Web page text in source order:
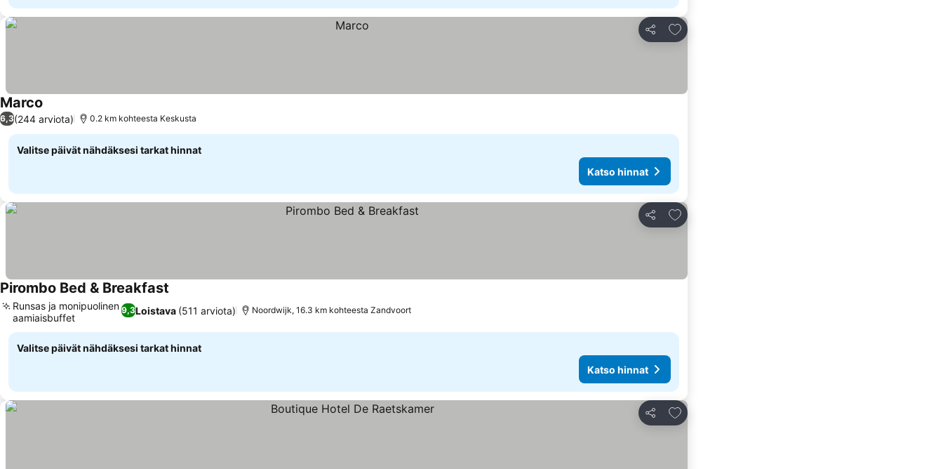
Jaa
Lisää suosikkeihin
Marco
6,3(244 arviota) 0.2 km kohteesta Keskusta
Valitse päivät nähdäksesi tarkat hinnat
Katso hinnat
Jaa
Lisää suosikkeihin
Pirombo Bed & Breakfast
9,3Loistava (511 arviota)
Runsas ja monipuolinen
aamiaisbuffet
Noordwijk, 16.3 km kohteesta Zandvoort
Valitse päivät nähdäksesi tarkat hinnat
Katso hinnat
Jaa
Lisää suosikkeihin